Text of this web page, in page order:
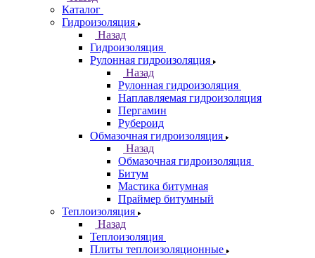
Каталог
Гидроизоляция
Назад
Гидроизоляция
Рулонная гидроизоляция
Назад
Рулонная гидроизоляция
Наплавляемая гидроизоляция
Пергамин
Рубероид
Обмазочная гидроизоляция
Назад
Обмазочная гидроизоляция
Битум
Мастика битумная
Праймер битумный
Теплоизоляция
Назад
Теплоизоляция
Плиты теплоизоляционные